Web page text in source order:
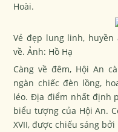
Hoài.
Vẻ đẹp lung linh, huyền
về. Ảnh: Hồ Hạ
Càng về đêm, Hội An
ngàn chiếc đèn lồng,
léo. Địa điểm nhất định
biểu tượng của Hội An.
XVII, được chiếu sáng